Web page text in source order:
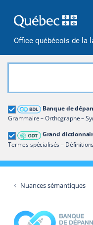
Office québécois de la
Banque de
Grammaire – Orthographe –
Grand
Termes spécialisés –
Grand
Restreindre aux termes
Nuances sémantiques